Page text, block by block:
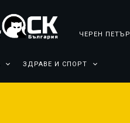
ЧЕРЕН
ЗДРАВЕ И СПОРТ